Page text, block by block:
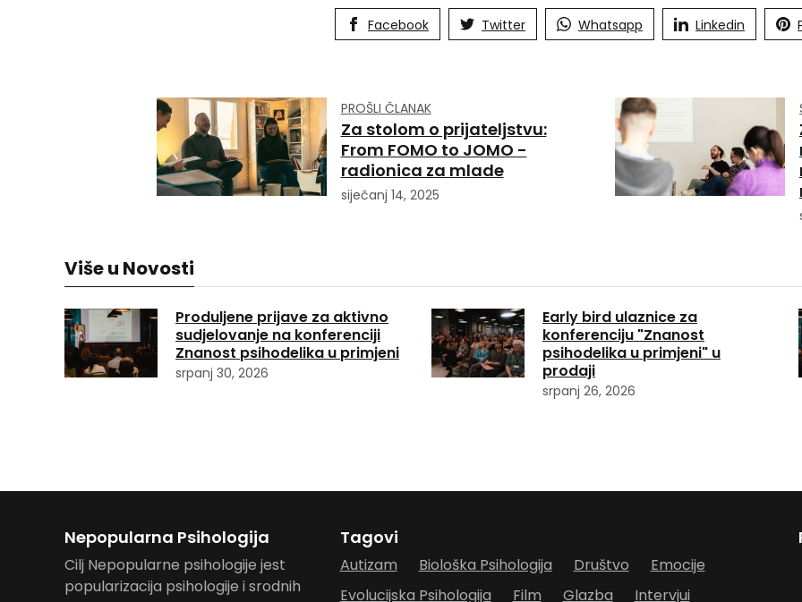
Facebook Twitter Whatsapp Linkedin
PROŠLI ČLANAK
Za stolom o prijateljstvu:
From FOMO to JOMO -
radionica za mlade
siječanj 14, 2025
Više u Novosti
Produljene prijave za aktivno
sudjelovanje na konferenciji
Znanost psihodelika u primjeni
srpanj 30, 2026
Early bird ulaznice za
konferenciju "Znanost
psihodelika u primjeni" u
prodaji
srpanj 26, 2026
Nepopularna Psihologija
Cilj Nepopularne psihologije jest
popularizacija psihologije i srodnih
Tagovi
Autizam Biološka Psihologija Društvo
Emocije
Evolucijska Psihologija
Film Glazba Intervjui